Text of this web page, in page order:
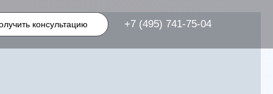
консультацию +7 (495) 741-75-04